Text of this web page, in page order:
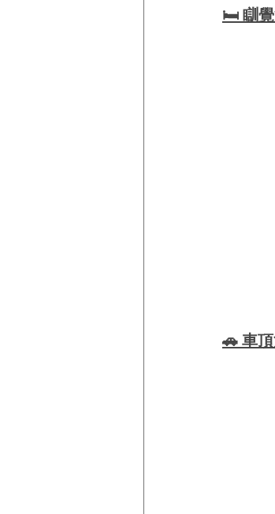
🛏️ 瞓覺
🚗 車